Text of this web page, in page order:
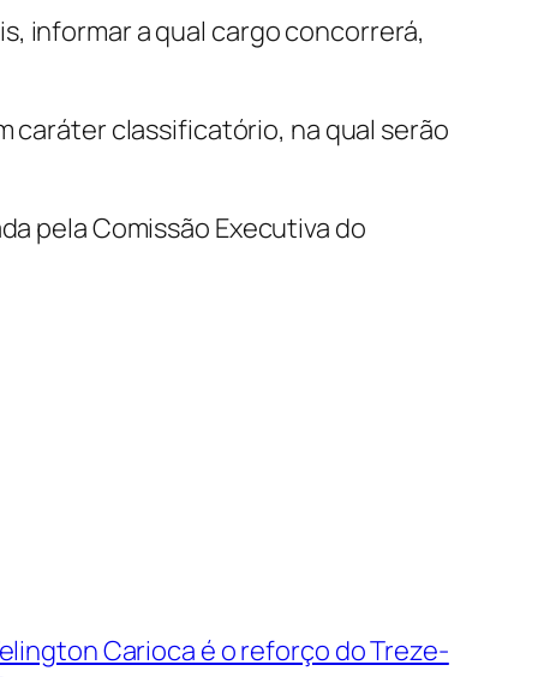
informar a qual cargo concorrerá,
caráter classificatório, na qual serão
pela Comissão Executiva do
Carioca é o reforço do Treze-